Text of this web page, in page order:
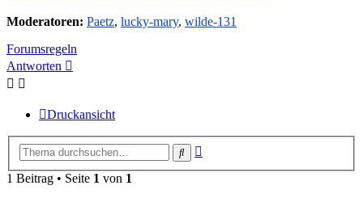
Moderatoren: Paetz, lucky-mary, wilde-131
Forumsregeln
Antworten
Druckansicht
Suche
1 Beitrag • Seite 1 von 1